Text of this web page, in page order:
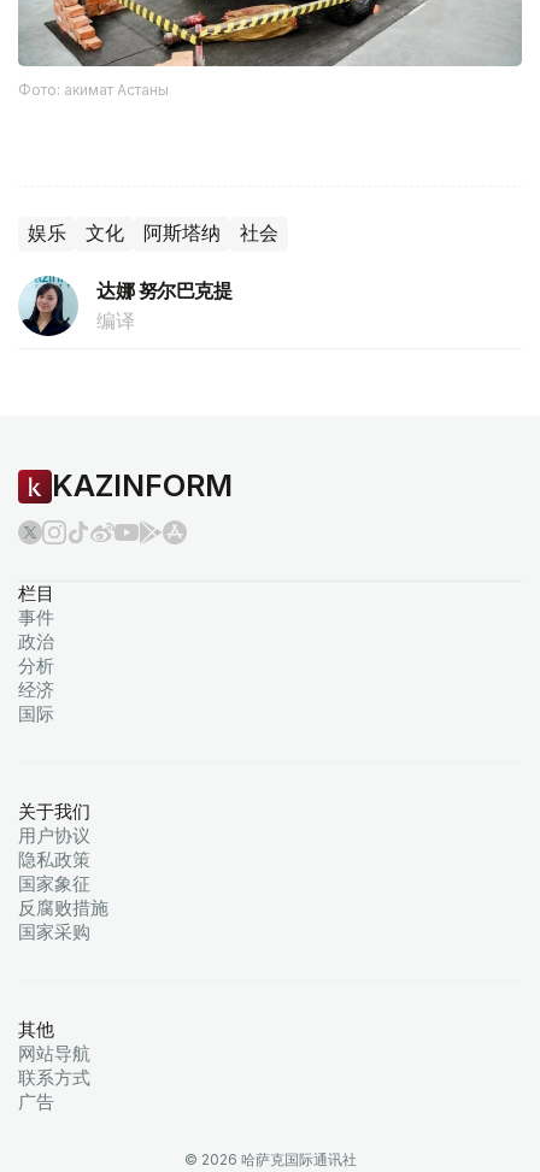
Фото: акимат Астаны
娱乐 文化 阿斯塔纳 社会
达娜 努尔巴克提
编译
KAZINFORM
栏目
事件
政治
分析
经济
国际
关于我们
用户协议
隐私政策
国家象征
反腐败措施
国家采购
其他
网站导航
联系方式
广告
© 2026 哈萨克国际通讯社